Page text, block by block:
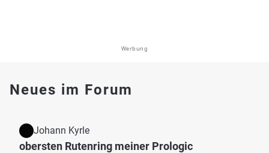
Werbung
Neues im Forum
Johann Kyrle
obersten Rutenring meiner Prologic